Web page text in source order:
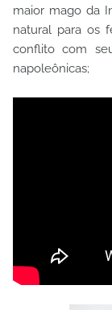
maior mago da
natural para os
conflito com
napoleônicas;